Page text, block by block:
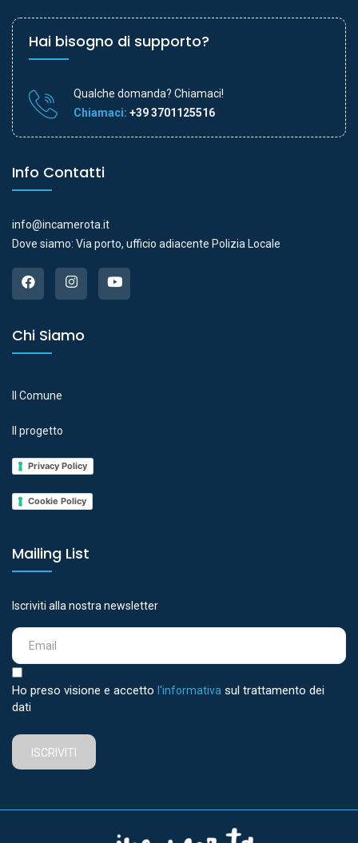
Hai bisogno di supporto?
Qualche domanda? Chiamaci!
Chiamaci: +39 3701125516
Info Contatti
info@incamerota.it
Dove siamo: Via porto, ufficio adiacente Polizia Locale
Chi Siamo
Il Comune
Il progetto
Privacy Policy
Cookie Policy
Mailing List
Iscriviti alla nostra newsletter
Ho preso visione e accetto l'informativa sul trattamento dei
dati
ISCRIVITI